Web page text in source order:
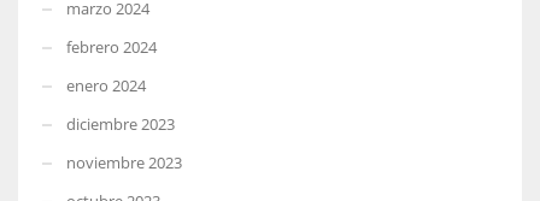
marzo 2024
febrero 2024
enero 2024
diciembre 2023
noviembre 2023